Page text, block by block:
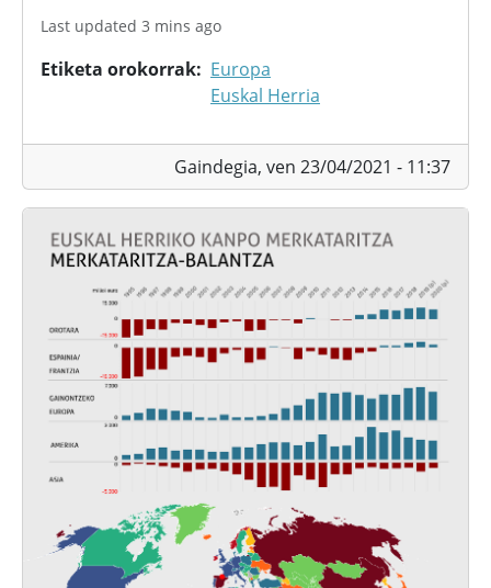
Last updated 3 mins ago
Etiketa orokorrak
Europa
Euskal Herria
Gaindegia, ven 23/04/2021 - 11:37